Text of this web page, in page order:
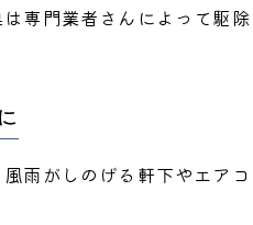
専門業者さんによって駆除
雨がしのげる軒下やエア